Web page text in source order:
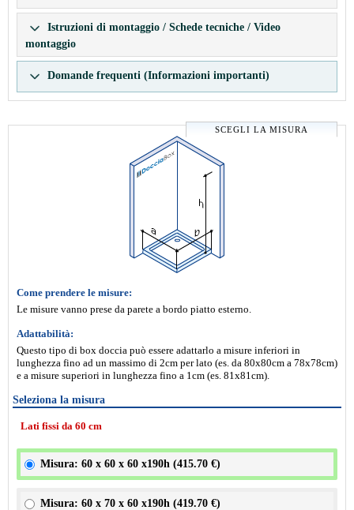
Istruzioni di montaggio / Schede tecniche / Video
montaggio
Domande frequenti (Informazioni importanti)
SCEGLI LA MISURA
Come prendere le misure:
Le misure vanno prese da parete a bordo piatto esterno.
Adattabilità:
Questo tipo di box doccia può essere adattarlo a misure inferiori in
lunghezza fino ad un massimo di 2cm per lato (es. da 80x80cm a 78x78cm)
e a misure superiori in lunghezza fino a 1cm (es. 81x81cm).
Seleziona la misura
Lati fissi da 60 cm
Misura: 60 x 60 x 60 x190h (415.70 €)
Misura: 60 x 70 x 60 x190h (419.70 €)